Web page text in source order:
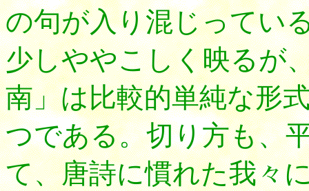
の句が入り混じってい
少しややこしく映るが
南」は比較的単純な形
つである。切り方も、
て、唐詩に慣れた我々